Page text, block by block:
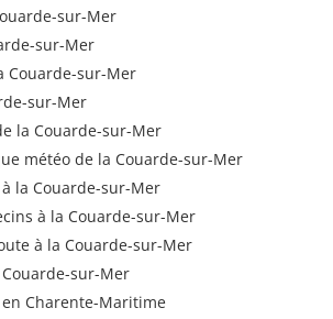
sur-Mer
sur-Mer
Couarde-sur-Mer
sur-Mer
la Couarde-sur-Mer
météo de la Couarde-sur-Mer
la Couarde-sur-Mer
à la Couarde-sur-Mer
à la Couarde-sur-Mer
sur-Mer
Charente-Maritime